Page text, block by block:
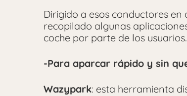
Dirigido a esos conductores en
recopilado algunas
coche por parte de los usuarios.
-Para aparcar rápido y sin
Wazypark: esta herramienta